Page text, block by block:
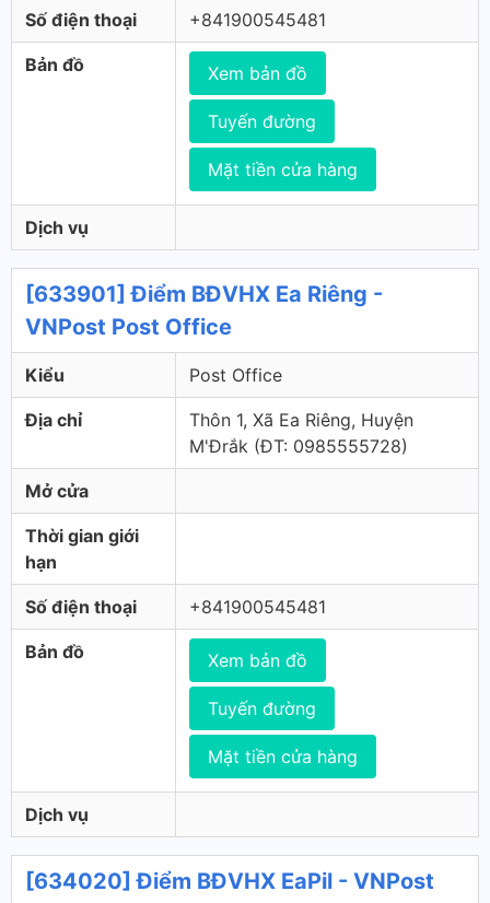
Số điện thoại +841900545481
Bản đồ Xem bản đồ
Tuyến đường
Mặt tiền cửa hàng
Dịch vụ
[633901] Điểm BĐVHX Ea Riêng -
VNPost Post Office
Kiểu Post Office
Địa chỉ
Thôn 1, Xã Ea Riêng, Huyện
M'Đrắk (ÐT: 0985555728)
Mở cửa
Thời gian giới
hạn
Số điện thoại +841900545481
Bản đồ Xem bản đồ
Tuyến đường
Mặt tiền cửa hàng
Dịch vụ
[634020] Điểm BĐVHX EaPil - VNPost